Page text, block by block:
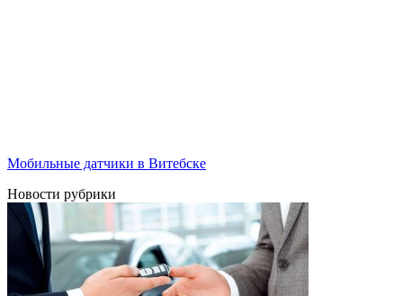
Мобильные датчики в Витебске
Новости рубрики